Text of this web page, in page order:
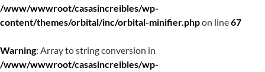
/www/wwwroot/casasincreibles/wp-
content/themes/orbital/inc/orbital-minifier.phpon line67
Warning: Array to string conversion in
/www/wwwroot/casasincreibles/wp-